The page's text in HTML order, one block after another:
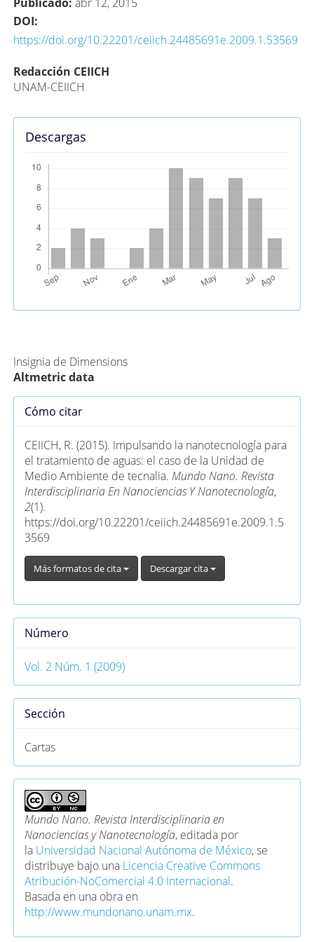
DOI:
https://doi.org/10.22201/ceiich.24485691e.2009.1.53569
Contenido
principal
del
artículo
Redacción CEIICH
UNAM-CEIICH
Descargas
Insignia de Dimensions
Altmetric data
Detalles
artículo
Cómo citar
CEIICH, R. (2015). Impulsando la nanotecnología para
el tratamiento de aguas: el caso de la Unidad de
Medio Ambiente de tecnalia. Mundo Nano. Revista
Interdisciplinaria En Nanociencias Y Nanotecnología,
2(1).
https://doi.org/10.22201/ceiich.24485691e.2009.1.5
3569
Más formatos de cita Descargar cita
Número
Vol. 2 Núm. 1 (2009)
Sección
Cartas
Mundo Nano. Revista Interdisciplinaria en
Nanociencias y Nanotecnología, editada por
la Universidad Nacional Autónoma de México, se
distribuye bajo una Licencia Creative Commons
Atribución-NoComercial 4.0 Internacional.
Basada en una obra en
http://www.mundonano.unam.mx.